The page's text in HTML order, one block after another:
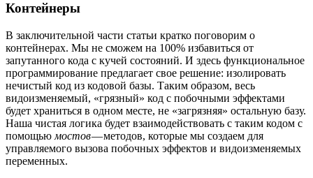
Контейнеры
В заключительной части статьи кратко поговорим о
контейнерах. Мы не сможем на 100% избавиться от
запутанного кода с кучей состояний. И здесь функциональное
программирование предлагает свое решение: изолировать
нечистый код из кодовой базы. Таким образом, весь
видоизменяемый, «грязный» код с побочными эффектами
будет храниться в одном месте, не «загрязняя» остальную базу.
Наша чистая логика будет взаимодействовать с таким кодом с
помощью мостов— методов, которые мы создаем для
управляемого вызова побочных эффектов и видоизменяемых
переменных.